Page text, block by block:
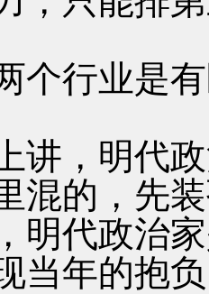
行业是有
，明代政
混的，先
明代政治
当年的抱